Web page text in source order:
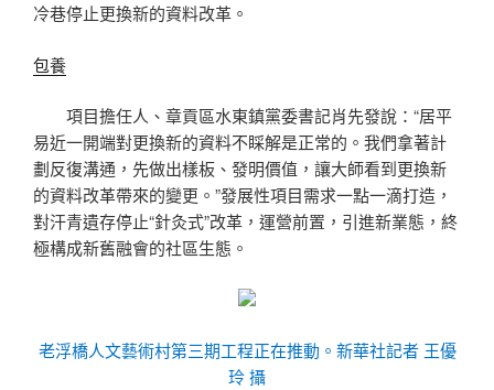
冷巷停止更換新的資料改革。
包養
項目擔任人、章貢區水東鎮黨委書記肖先發說：“居平
易近一開端對更換新的資料不睬解是正常的。我們拿著計
劃反復溝通，先做出樣板、發明價值，讓大師看到更換新
的資料改革帶來的變更。”發展性項目需求一點一滴打造，
對汗青遺存停止“針灸式”改革，運營前置，引進新業態，終
極構成新舊融會的社區生態。
老浮橋人文藝術村第三期工程正在推動。新華社記者 王優
玲 攝